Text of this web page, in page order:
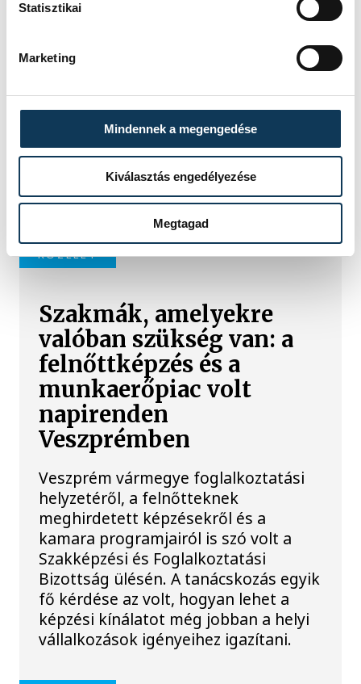
Statisztikai
Marketing
Mindennek a megengedése
Kiválasztás engedélyezése
Megtagad
rendje
Megjelent az új tanév rendje péntek
este a Magyar Közlönyben; az
oktatási és gyermekügyi miniszter
rendelete külön fejezetben
tartalmazza a köznevelésben és a
szakképzésben fontos információkat.
KÖZÉLET
Szakmák, amelyekre
valóban szükség van: a
felnőttképzés és a
munkaerőpiac volt
napirenden
Veszprémben
Veszprém vármegye foglalkoztatási
helyzetéről, a felnőtteknek
meghirdetett képzésekről és a
kamara programjairól is szó volt a
Szakképzési és Foglalkoztatási
Bizottság ülésén. A tanácskozás egyik
fő kérdése az volt, hogyan lehet a
képzési kínálatot még jobban a helyi
vállalkozások igényeihez igazítani.